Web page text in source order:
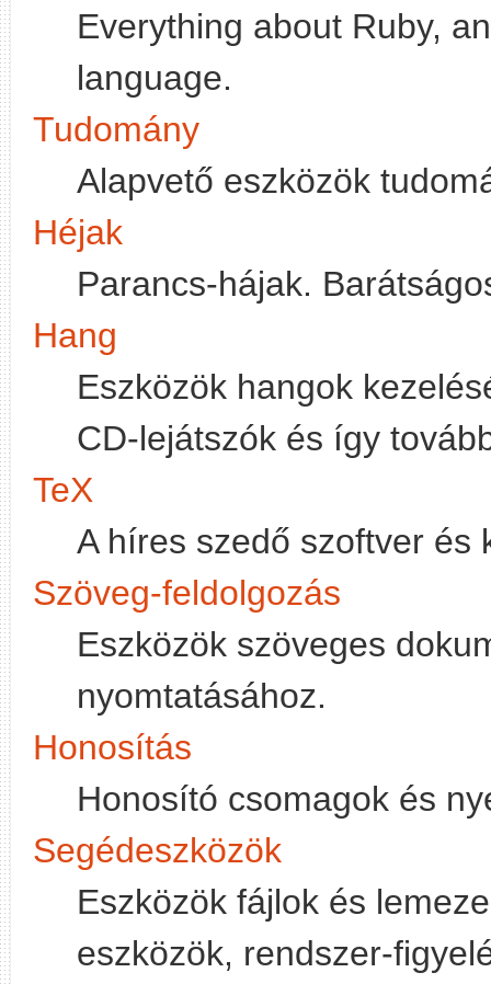
Everything about Ruby,
language.
Tudomány
Alapvető eszközök
Héjak
Parancs-hájak.
Hang
Eszközök hangok
CD-lejátszók és így
TeX
A híres szedő szoftver és
Szöveg-feldolgozás
Eszközök szöveges
nyomtatásához.
Honosítás
Honosító csomagok és
Segédeszközök
Eszközök fájlok és
eszközök, rendszer-